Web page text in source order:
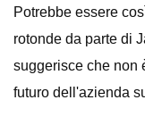
Potrebbe essere
rotonde da parte di
suggerisce che non
futuro dell'azienda